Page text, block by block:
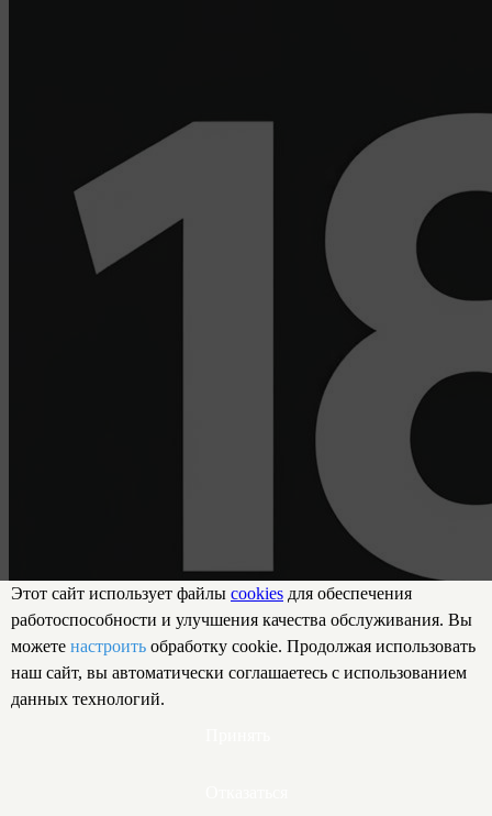
Этот сайт использует файлы cookies для обеспечения
работоспособности и улучшения качества обслуживания. Вы
можете настроить обработку cookie. Продолжая использовать
наш сайт, вы автоматически соглашаетесь с использованием
данных технологий.